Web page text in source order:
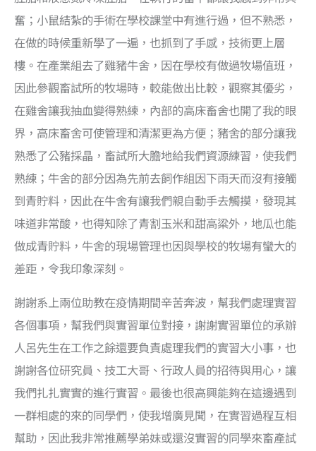
奮；小鼠結紮的手術在學校課堂中有進行過，但不熟悉，
在做的時候重新學了一遍，也抓到了手感，技術更上層
樓。在產業組去了雞豬牛舍，因在學校有做過牧場值班，
因此參觀畜試所的牧場時，較能做出比較，觀察其優劣，
在雞舍讓我抽血變得熟練，內部的高床畜舍也開了我的眼
界，高床畜舍可使管理和清潔更為方便；豬舍的部分讓我
熟悉了公豬採晶，畜試所大膽地給我們資源練習，使我們
熟練；牛舍的部分因為先前去飼作組因下雨天而沒有接觸
到青貯料，因此在牛舍有讓我們親自動手去觸摸，發現其
味道非常酸，也得知除了青割玉米和甜高粱外，地瓜也能
做成青貯料，牛舍的現場管理也因與學校的牧場有蠻大的
差距，令我印象深刻。
謝謝系上兩位助教在疫情期間辛苦奔波，幫我們處理實習
各個事項，幫我們與實習單位對接，謝謝實習單位的承辦
人呂先生在工作之餘還要負責處理我們的實習大小事，也
謝謝各位研究員、技工大哥、行政人員的招待與用心，讓
我們扎扎實實的進行實習。最後也很高興能夠在這邊遇到
一群相處的來的同學們，使我增廣見聞，在實習過程互相
幫助，因此我非常推薦學弟妹或還沒實習的同學來畜產試